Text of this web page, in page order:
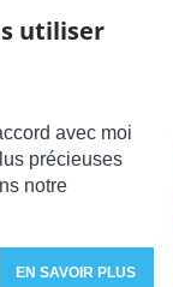
utiliser
avec moi
précieuses
notre
EN SAVOIR PLUS